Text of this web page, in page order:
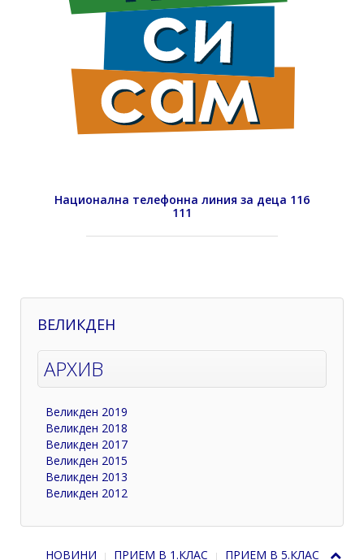
Национална телефонна линия за деца 116
111
ВЕЛИКДЕН
АРХИВ
Великден 2019
Великден 2018
Великден 2017
Великден 2015
Великден 2013
Великден 2012
НОВИНИ ПРИЕМ В 1.КЛАС ПРИЕМ В 5.КЛАС